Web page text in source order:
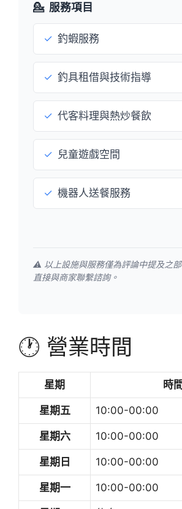
💁 服務項目
✓ 釣蝦服務
✓ 釣具租借與技術指導
✓ 代客料理與熱炒餐飲
✓ 兒童遊戲空間
✓ 機器人送餐服務
⚠️ 以上設施與服務僅為評論中提及之
直接與商家聯繫諮詢。
🕐 營業時間
星期 時間
星期五 10:00-00:00
星期六 10:00-00:00
星期日 10:00-00:00
星期一 10:00-00:00